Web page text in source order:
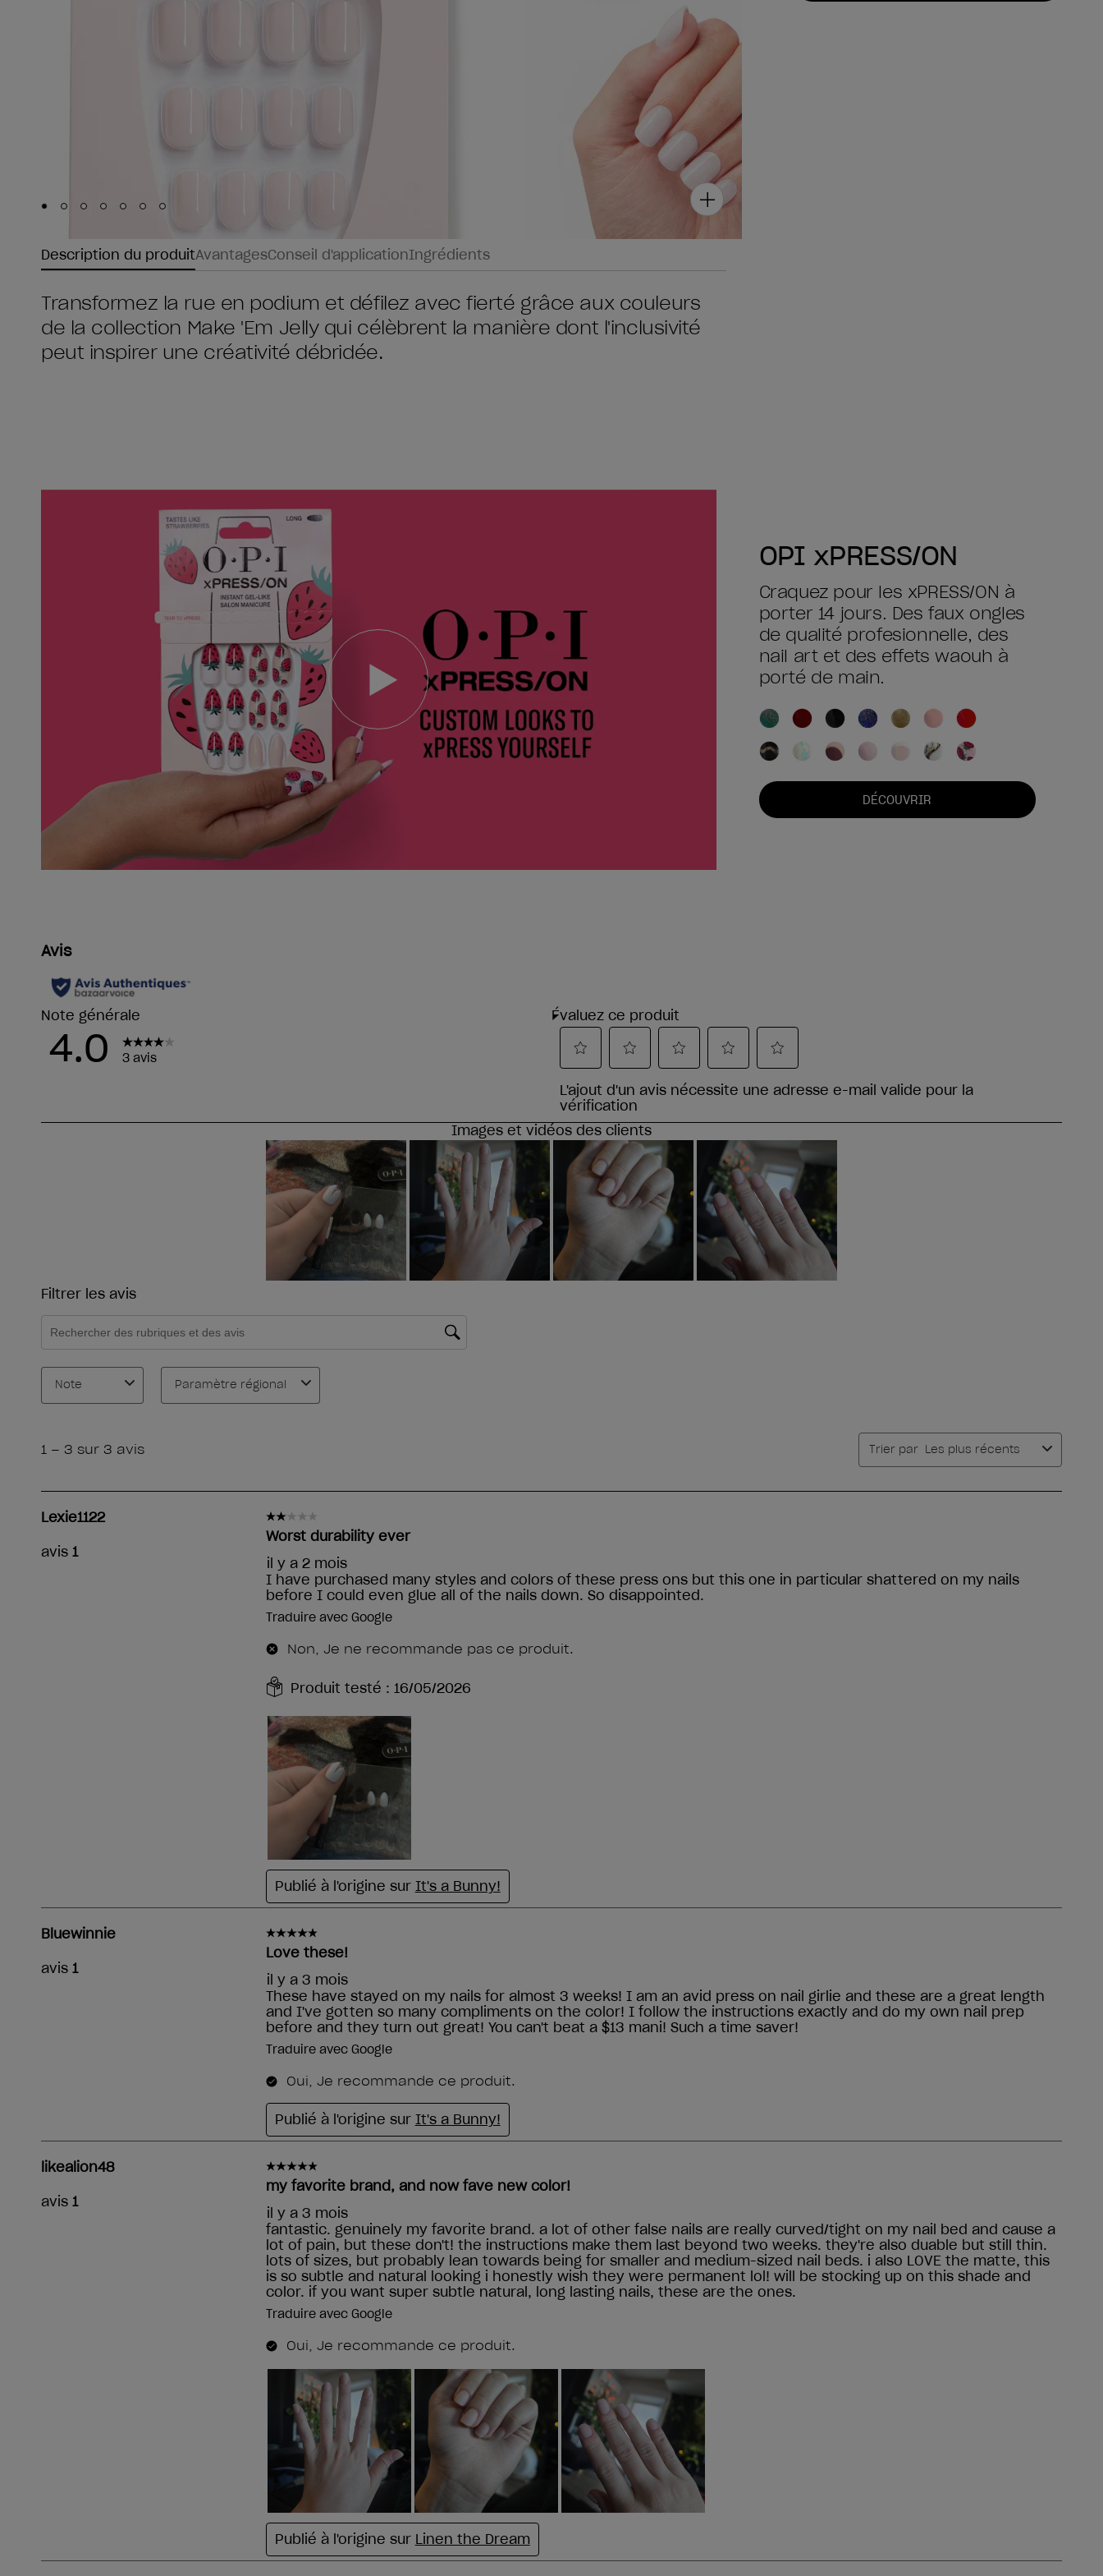
Skip to slide
Skip to slide
Skip to slide
Skip to slide
Skip to slide
Skip to slide
Skip to slide
Description du produitAvantagesConseil d'applicationIngrédients
Transformez la rue en podium et défilez avec fierté grâce aux couleurs
de la collection Make 'Em Jelly qui célèbrent la manière dont l'inclusivité
peut inspirer une créativité débridée.
OPI xPRESS/ON
Craquez pour les xPRESS/ON à
porter 14 jours. Des faux ongles
de qualité profesionnelle, des
nail art et des effets waouh à
porté de main.
DÉCOUVRIR